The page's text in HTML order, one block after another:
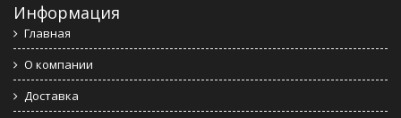
Информация
Главная
О компании
Доставка